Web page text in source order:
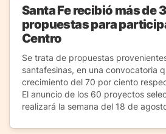
Santa Fe recibió más de
propuestas para
Centro
Se trata de propuestas
santafesinas, en una convocatoria
crecimiento del 70 por ciento
El anuncio de los 60 proyectos
realizará la semana del 18 de